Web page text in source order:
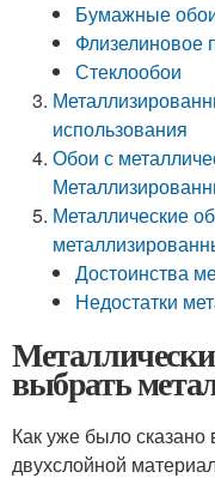
Бумажные
Флизелиновое
Стеклообои
использования
Обои с
Металлические
Достоинства
Недостатки
выбрать
Как уже было
двухслойной